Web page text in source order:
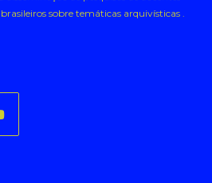
sobre temáticas arquivísticas .